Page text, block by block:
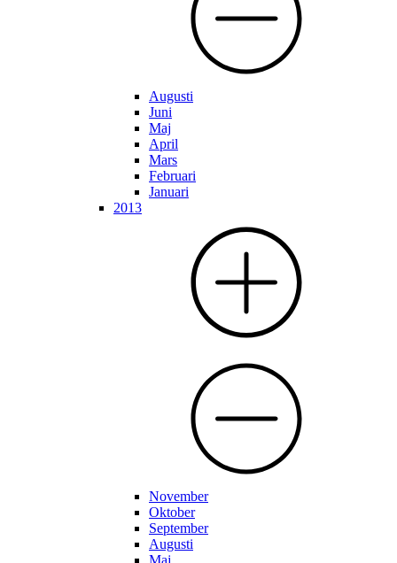
Augusti
Juni
Maj
April
Mars
Februari
Januari
2013
November
Oktober
September
Augusti
Maj